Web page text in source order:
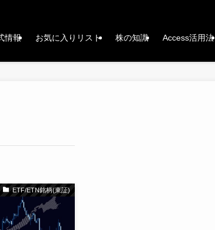
情報 お気に入りリスト 株の知識 Access活用法
ETF/ETN銘柄(東証)